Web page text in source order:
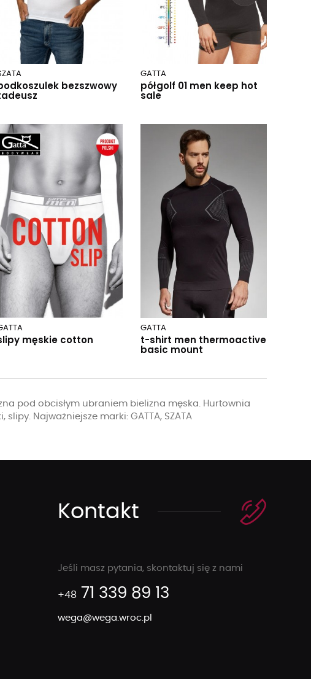
bezszwowy
GATTA
półgolf 01 men keep hot
sale
męskie cotton
GATTA
t-shirt men thermoactive
basic mount
pod obcisłym ubraniem bielizna męska. Hurtownia
Najważniejsze marki: GATTA, SZATA
Kontakt
Jeśli masz pytania, skontaktuj się z nami
+48 71 339 89 13
wega@wega.wroc.pl